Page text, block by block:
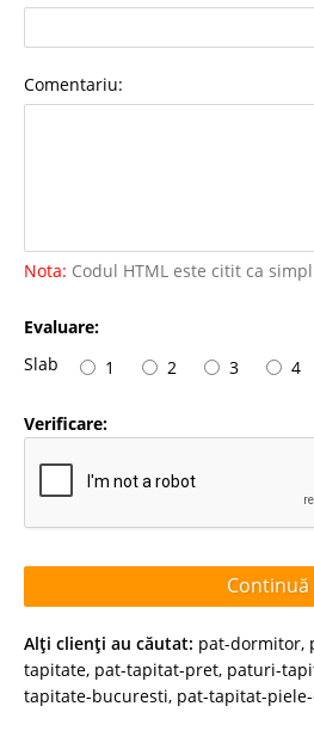
Comentariu:
Nota: Codul HTML este citit ca
Evaluare:
Slab
1 2 3 4
Verificare:
Continuă
Alţi clienţi au căutat: pat-dormitor,
tapitate, pat-tapitat-pret, paturi-
tapitate-bucuresti, pat-tapitat-